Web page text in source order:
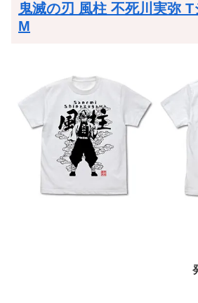
鬼滅の刃 風柱 不死川実弥
M